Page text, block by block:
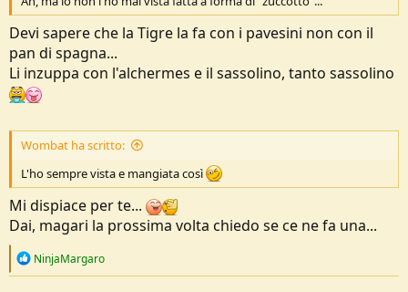
Devi sapere che la Tigre la fa con i pavesini non con il
pan di spagna...
Li inzuppa con l'alchermes e il sassolino, tanto sassolino
Wombat ha scritto:
L'ho sempre vista e mangiata così
Mi dispiace per te...
Dai, magari la prossima volta chiedo se ce ne fa una...
R
NinjaMargaro